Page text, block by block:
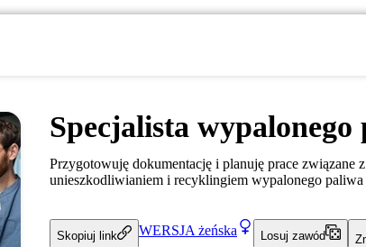
Specjalista
Przygotowuję dokumentację i planuję prace związane
unieszkodliwianiem i recyklingiem wypalonego
Skopiuj link WERSJA żeńska Losuj zawód